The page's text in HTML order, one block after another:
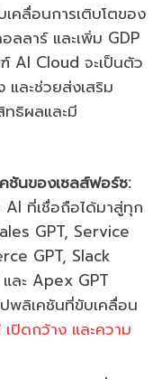
เคลื่อนการเติบโตของ
ลลาร์ และเพิ่ม GDP
Cloud จะเป็นตัว
และช่วยส่งเสริม
ธิผลและมี
นของเซลส์ฟอร์ซ:
ที่เชื่อถือได้มาสู่ทุก
GPT, Service
GPT, Slack
ละ Apex GPT
พลิเคชันที่ขับเคลื่อน
ปิดกว้าง และความ